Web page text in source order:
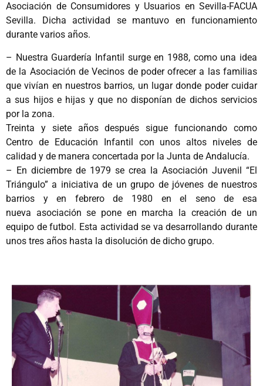
Asociación de Consumidores y Usuarios en Sevilla-FACUA
Sevilla. Dicha actividad se mantuvo en funcionamiento
durante varios años.
– Nuestra Guardería Infantil surge en 1988, como una idea
de la Asociación de Vecinos de poder ofrecer a las familias
que vivían en nuestros barrios, un lugar donde poder cuidar
a sus hijos e hijas y que no disponían de dichos servicios
por la zona.
Treinta y siete años después sigue funcionando como
Centro de Educación Infantil con unos altos niveles de
calidad y de manera concertada por la Junta de Andalucía.
– En diciembre de 1979 se crea la Asociación Juvenil “El
Triángulo” a iniciativa de un grupo de jóvenes de nuestros
barrios y en febrero de 1980 en el seno de esa
nueva asociación se pone en marcha la creación de un
equipo de futbol. Esta actividad se va desarrollando durante
unos tres años hasta la disolución de dicho grupo.